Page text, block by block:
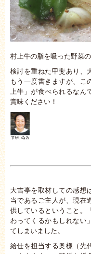
村上牛の脂を吸った野菜
検討を重ねた甲斐あり、
もう一度書きますが、こ
上牛」が食べられるな
賞味ください！
大吉亭を取材しての感想
当であるご主人が、現在
供しているということ。
わってくるかもしれない
てしまいました。
給仕を担当する奥様（先